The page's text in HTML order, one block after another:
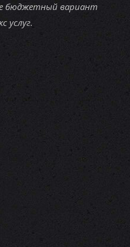
бюджетный вариант
услуг.